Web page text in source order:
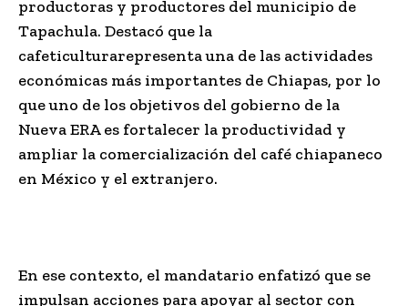
productoras y productores del municipio de
Tapachula. Destacó que la
cafeticulturarepresenta una de las actividades
económicas más importantes de Chiapas, por lo
que uno de los objetivos del gobierno de la
Nueva ERA es fortalecer la productividad y
ampliar la comercialización del café chiapaneco
en México y el extranjero.
En ese contexto, el mandatario enfatizó que se
impulsan acciones para apoyar al sector con